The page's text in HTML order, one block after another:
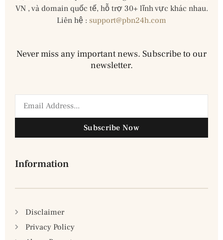
VN , và domain quốc tế, hỗ trợ 30+ lĩnh vực khác nhau.
Liên hệ : support@pbn24h.com
Never miss any important news. Subscribe to our
newsletter.
Subscribe Now
Information
Disclaimer
Privacy Policy